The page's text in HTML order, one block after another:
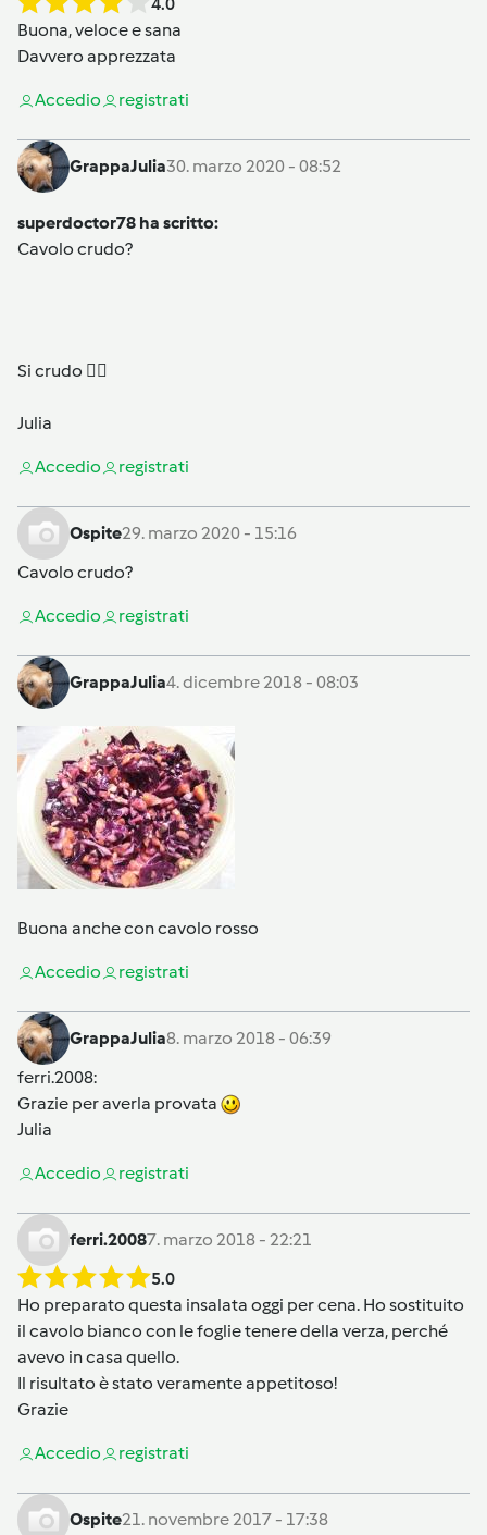
Buona, veloce e sana
Davvero apprezzata
Accedio registrati
GrappaJulia30. marzo 2020 - 08:52
superdoctor78 ha scritto:
Cavolo crudo?
Si crudo 👍🏻
Julia
Accedio registrati
Ospite29. marzo 2020 - 15:16
Cavolo crudo?
Accedio registrati
GrappaJulia4. dicembre 2018 - 08:03
Buona anche con cavolo rosso
Accedio registrati
GrappaJulia8. marzo 2018 - 06:39
ferri.2008:
Grazie per averla provata
Julia
Accedio registrati
ferri.20087. marzo 2018 - 22:21
5.0
Ho preparato questa insalata oggi per cena. Ho sostituito
il cavolo bianco con le foglie tenere della verza, perché
avevo in casa quello.
Il risultato è stato veramente appetitoso!
Grazie
Accedio registrati
Ospite21. novembre 2017 - 17:38